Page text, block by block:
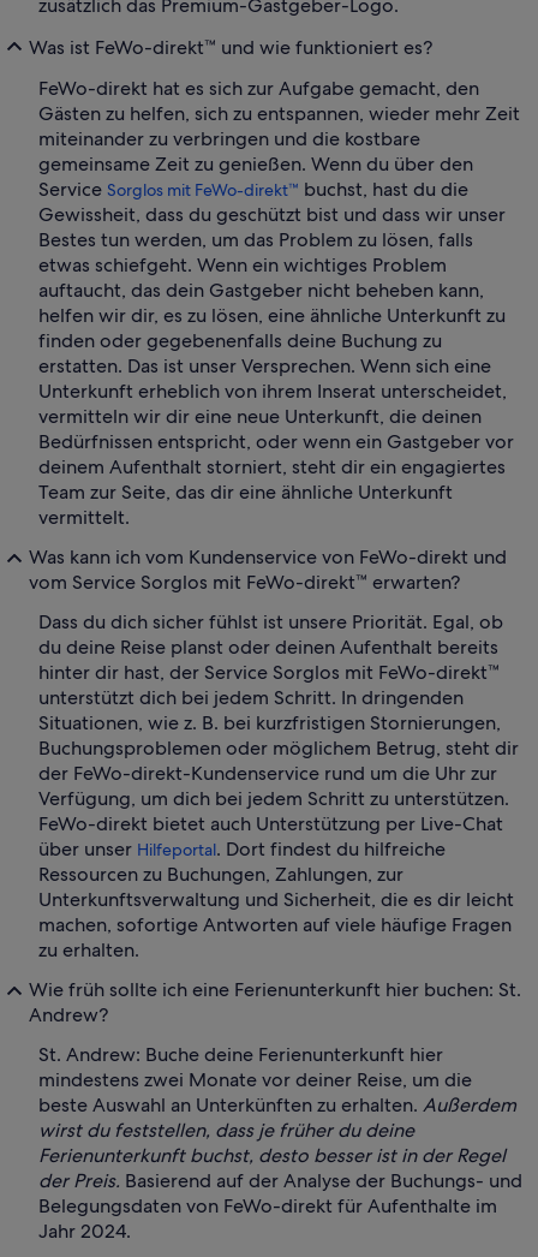
zusätzlich das Premium-Gastgeber-Logo.
Was ist FeWo-direkt™ und wie funktioniert es?
FeWo-direkt hat es sich zur Aufgabe gemacht, den
Gästen zu helfen, sich zu entspannen, wieder mehr Zeit
miteinander zu verbringen und die kostbare
gemeinsame Zeit zu genießen. Wenn du über den
Service Sorglos mit FeWo-direkt™ buchst, hast du die
Gewissheit, dass du geschützt bist und dass wir unser
Bestes tun werden, um das Problem zu lösen, falls
etwas schiefgeht. Wenn ein wichtiges Problem
auftaucht, das dein Gastgeber nicht beheben kann,
helfen wir dir, es zu lösen, eine ähnliche Unterkunft zu
finden oder gegebenenfalls deine Buchung zu
erstatten. Das ist unser Versprechen. Wenn sich eine
Unterkunft erheblich von ihrem Inserat unterscheidet,
vermitteln wir dir eine neue Unterkunft, die deinen
Bedürfnissen entspricht, oder wenn ein Gastgeber vor
deinem Aufenthalt storniert, steht dir ein engagiertes
Team zur Seite, das dir eine ähnliche Unterkunft
vermittelt.
Was kann ich vom Kundenservice von FeWo-direkt und
vom Service Sorglos mit FeWo-direkt™ erwarten?
Dass du dich sicher fühlst ist unsere Priorität. Egal, ob
du deine Reise planst oder deinen Aufenthalt bereits
hinter dir hast, der Service Sorglos mit FeWo-direkt™
unterstützt dich bei jedem Schritt. In dringenden
Situationen, wie z. B. bei kurzfristigen Stornierungen,
Buchungsproblemen oder möglichem Betrug, steht dir
der FeWo-direkt-Kundenservice rund um die Uhr zur
Verfügung, um dich bei jedem Schritt zu unterstützen.
FeWo-direkt bietet auch Unterstützung per Live-Chat
über unser Hilfeportal. Dort findest du hilfreiche
Ressourcen zu Buchungen, Zahlungen, zur
Unterkunftsverwaltung und Sicherheit, die es dir leicht
machen, sofortige Antworten auf viele häufige Fragen
zu erhalten.
Wie früh sollte ich eine Ferienunterkunft hier buchen: St.
Andrew?
St. Andrew: Buche deine Ferienunterkunft hier
mindestens zwei Monate vor deiner Reise, um die
beste Auswahl an Unterkünften zu erhalten. Außerdem
wirst du feststellen, dass je früher du deine
Ferienunterkunft buchst, desto besser ist in der Regel
der Preis. Basierend auf der Analyse der Buchungs- und
Belegungsdaten von FeWo-direkt für Aufenthalte im
Jahr 2024.